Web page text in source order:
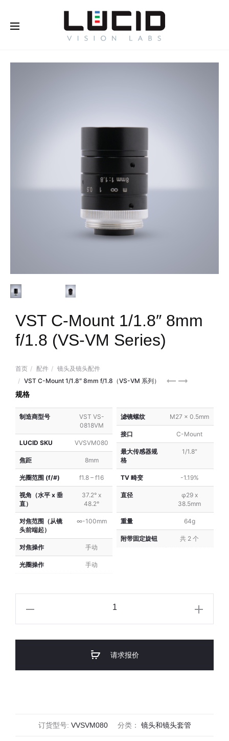
VST C-Mount 1/1.8″ 8mm
f/1.8 (VS-VM Series)
首页 配件
镜头及镜头配件
VST C-Mount 1/1.8″ 8mm f/1.8（VS-VM 系列）
VST
1/1.8″
f/2
Series)
VST
1/1.8″
f/1.8
(VS-
Series)
规格
制造商型号
VST VS-
0818VM
LUCID SKU VVSVM080
焦距 8mm
光圈范围 (f/#) f1.8 – f16
视角（水平 x 垂
直）
37.2° x
48.2°
对焦范围（从镜
头前端起）
∞-100mm
对焦操作 手动
光圈操作 手动
滤镜螺纹 M27 x 0.5mm
接口 C-Mount
最大传感器规
格
1/1.8″
TV 畸变 -1.19%
直径
φ29 x
38.5mm
重量 64g
附带固定旋钮 共 2 个
请求报价
订货型号: VVSVM080 分类： 镜头和镜头套管